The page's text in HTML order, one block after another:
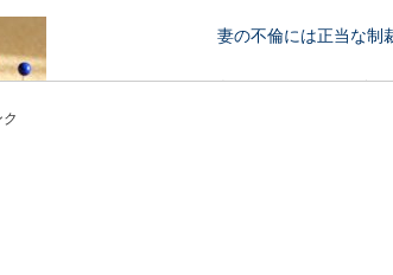
妻の不倫には正当な制
妻に不倫されてしまい、心の